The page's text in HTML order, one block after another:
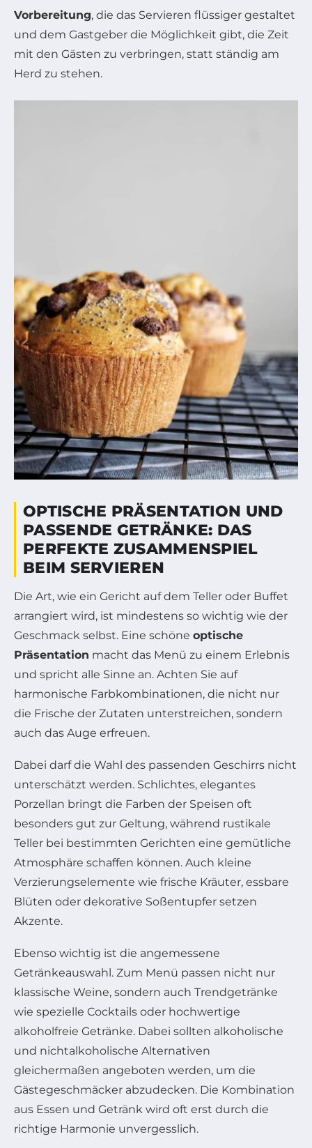
Vorbereitung, die das Servieren flüssiger gestaltet
und dem Gastgeber die Möglichkeit gibt, die Zeit
mit den Gästen zu verbringen, statt ständig am
Herd zu stehen.
OPTISCHE PRÄSENTATION UND
PASSENDE GETRÄNKE: DAS
PERFEKTE ZUSAMMENSPIEL
BEIM SERVIEREN
Die Art, wie ein Gericht auf dem Teller oder Buffet
arrangiert wird, ist mindestens so wichtig wie der
Geschmack selbst. Eine schöne optische
Präsentation macht das Menü zu einem Erlebnis
und spricht alle Sinne an. Achten Sie auf
harmonische Farbkombinationen, die nicht nur
die Frische der Zutaten unterstreichen, sondern
auch das Auge erfreuen.
Dabei darf die Wahl des passenden Geschirrs nicht
unterschätzt werden. Schlichtes, elegantes
Porzellan bringt die Farben der Speisen oft
besonders gut zur Geltung, während rustikale
Teller bei bestimmten Gerichten eine gemütliche
Atmosphäre schaffen können. Auch kleine
Verzierungselemente wie frische Kräuter, essbare
Blüten oder dekorative Soßentupfer setzen
Akzente.
Ebenso wichtig ist die angemessene
Getränkeauswahl. Zum Menü passen nicht nur
klassische Weine, sondern auch Trendgetränke
wie spezielle Cocktails oder hochwertige
alkoholfreie Getränke. Dabei sollten alkoholische
und nichtalkoholische Alternativen
gleichermaßen angeboten werden, um die
Gästegeschmäcker abzudecken. Die Kombination
aus Essen und Getränk wird oft erst durch die
richtige Harmonie unvergesslich.